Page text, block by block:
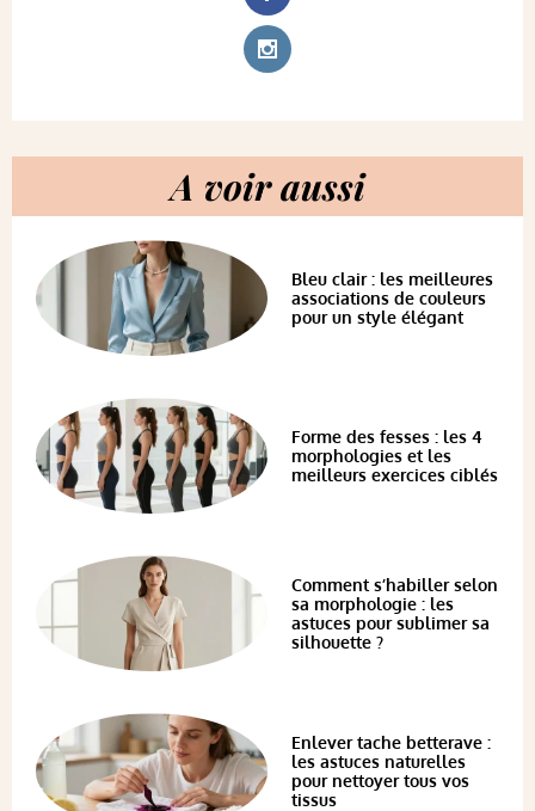
A voir aussi
Bleu clair : les meilleures
associations de couleurs
pour un style élégant
Forme des fesses : les 4
morphologies et les
meilleurs exercices ciblés
Comment s’habiller selon
sa morphologie : les
astuces pour sublimer sa
silhouette ?
Enlever tache betterave :
les astuces naturelles
pour nettoyer tous vos
tissus